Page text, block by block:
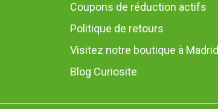
Coupons de réduction actifs
Politique de retours
Visitez notre boutique à Madrid
Blog Curiosite